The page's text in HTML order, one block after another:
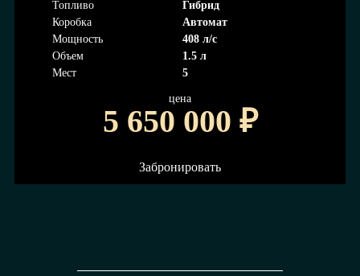
Топливо
Гибрид
Коробка
Автомат
Мощность
408 л/с
Объем
1.5 л
Мест
5
цена
5 650 000 ₽
Забронировать